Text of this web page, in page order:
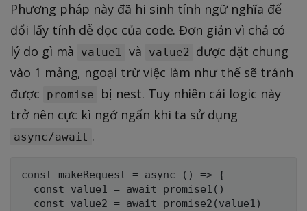
Phương pháp này đã hi sinh tính ngữ nghĩa để
đổi lấy tính dễ đọc của code. Đơn giản vì chả có
lý do gì mà
value1 và value2 được đặt chung
vào 1 mảng, ngoại trừ việc làm như thế sẽ tránh
được
promise
bị nest. Tuy nhiên cái logic này
trở nên cực kì ngớ ngẩn khi ta sử dụng
async/await .
const makeRequest = async () => {
  const value1 = await promise1()
  const value2 = await promise2(value1)